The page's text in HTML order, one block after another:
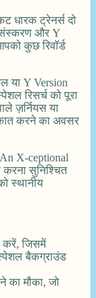
धारक ट्रेनर्स दो
संस्करण और Y
कुछ रिवॉर्ड
या Y Version
रिसर्च को पूरा
ज़र्नियस या
करने का अवसर
X-ceptional
सुनिश्चित
स्थानीय
करें, जिसमें
बैकग्राउंड
का मौका, जो